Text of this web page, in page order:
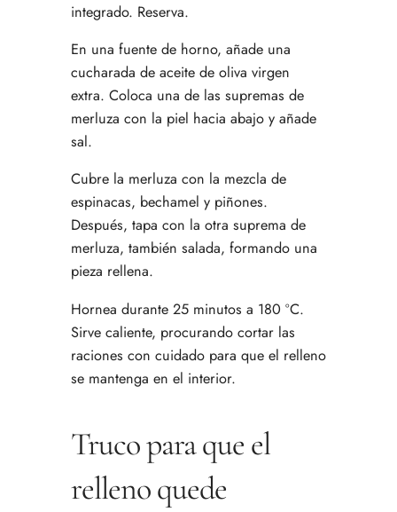
integrado. Reserva.
En una fuente de horno, añade una
cucharada de aceite de oliva virgen
extra. Coloca una de las supremas de
merluza con la piel hacia abajo y añade
sal.
Cubre la merluza con la mezcla de
espinacas, bechamel y piñones.
Después, tapa con la otra suprema de
merluza, también salada, formando una
pieza rellena.
Hornea durante 25 minutos a 180 ºC.
Sirve caliente, procurando cortar las
raciones con cuidado para que el relleno
se mantenga en el interior.
Truco para que el
relleno quede